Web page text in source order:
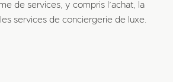
de services, y compris l’achat, la
services de conciergerie de luxe.